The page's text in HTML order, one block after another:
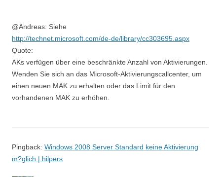
@Andreas: Siehe
http://technet.microsoft.com/de-de/library/cc303695.aspx
Quote:
AKs verfügen über eine beschränkte Anzahl von Aktivierungen.
Wenden Sie sich an das Microsoft-Aktivierungscallcenter, um
einen neuen MAK zu erhalten oder das Limit für den
vorhandenen MAK zu erhöhen.
Pingback: Windows 2008 Server Standard keine Aktivierung
m?glich | hilpers